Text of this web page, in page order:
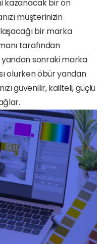
kazanacak bir ön
müşterinizin
bir marka
tarafından
yandan sonraki marka
olurken öbür yandan
güvenilir, kaliteli, güçlü